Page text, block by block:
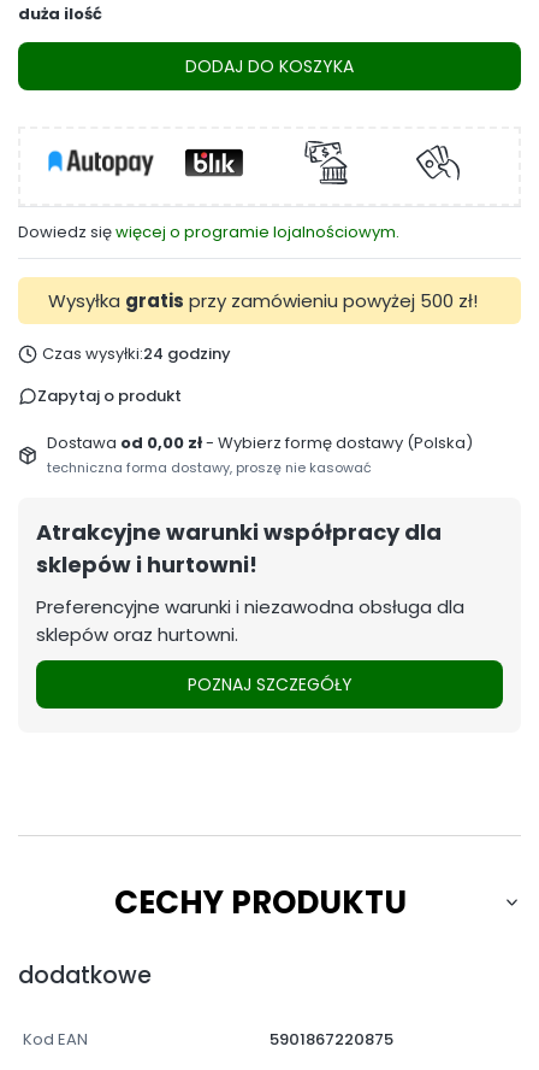
duża ilość
DODAJ DO KOSZYKA
Dowiedz sięwięcej o programie lojalnościowym.
Wysyłka gratis przy zamówieniu powyżej 500 zł!
Czas wysyłki:24 godziny
Zapytaj o produkt
Dostawa od 0,00 zł- Wybierz formę dostawy (Polska)
techniczna forma dostawy, proszę nie kasować
Atrakcyjne warunki współpracy dla
sklepów i hurtowni!
Preferencyjne warunki i niezawodna obsługa dla
sklepów oraz hurtowni.
POZNAJ SZCZEGÓŁY
CECHY PRODUKTU
dodatkowe
Kod EAN 5901867220875